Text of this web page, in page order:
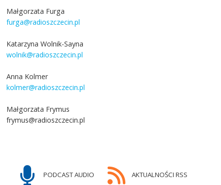
Małgorzata Furga
furga@radioszczecin.pl
Katarzyna Wolnik-Sayna
wolnik@radioszczecin.pl
Anna Kolmer
kolmer@radioszczecin.pl
Małgorzata Frymus
frymus@radioszczecin.pl
PODCAST AUDIO AKTUALNOŚCI RSS